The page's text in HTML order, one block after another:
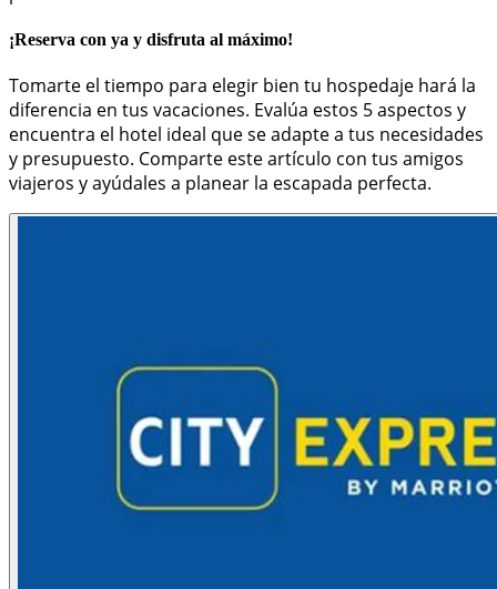
¡Reserva con ya y disfruta al máximo!
Tomarte el tiempo para elegir bien tu hospedaje hará la
diferencia en tus vacaciones. Evalúa estos 5 aspectos y
encuentra el hotel ideal que se adapte a tus necesidades
y presupuesto. Comparte este artículo con tus amigos
viajeros y ayúdales a planear la escapada perfecta.